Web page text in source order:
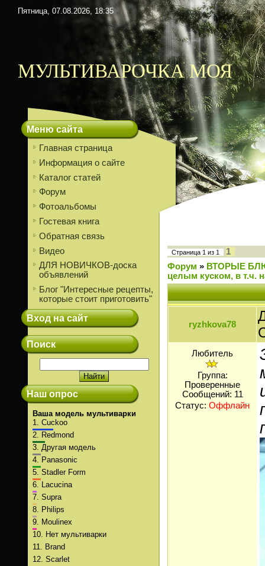
Пятница, 07.08.2026, 18:35
МУЛЬТИВАРОЧКА МОЯ
Меню сайта
Главная страница
Информация о сайте
Каталог статей
Форум
Фотоальбомы
Гостевая книга
Обратная связь
Видео
ДЛЯ НОВИЧКОВ-доска
объявлений
Блог "Интересные рецепты,
которые стоит приготовить"
Вход на сайт
Поиск
Наш опрос
Ваша модель мультиварки
1. Cuckoo
2.
Redmond
3. Другая модель
4.
Panasonic
5. Stadler Form
6.
Lacucina
7. Supra
8.
Philips
9.
Moulinex
10.
Нет мультиварки
11.
Brand
12. Scarlet
Страница 1 из 1
1
Форум » ВТОРЫЕ
целым куском, в т.ч.
ryzhkova78
Любитель
Группа:
Проверенные
Сообщений: 11
Статус: Оффлайн